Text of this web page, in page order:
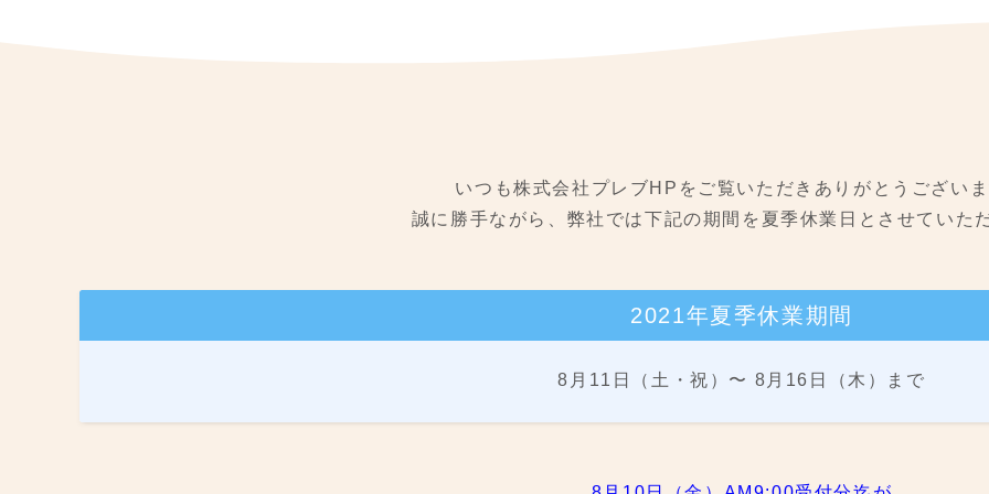
いつも株式会社プレブHPを ご覧いただきありがとうございま
誠に勝手ながら、 弊社では下記の期間を夏季休業日 とさせていた
2021年夏季休業期間
8月11日（土・祝）〜 8月16日（木）まで